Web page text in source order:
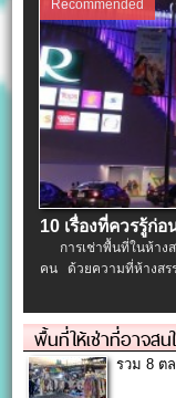
Recommended
10 เรื่องที่ควรรู้ก่
การเช่าพื้นที่ในห้างส
คน ด้วยความที่ห้างสร
พื้นที่ให้เช่าที่อาจสน
รวม 8 ต